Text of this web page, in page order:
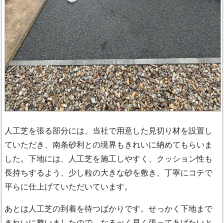
人工芝を張る部分には、当社で用意した見切り材を設置し
ていただき、南条砂利との境界もきれいに納めてもらいま
した。下地には、人工芝を施工しやすく、クッション性も
長持ちするよう、少し粒の大きな砂を敷き、丁寧にコテで
平らに仕上げていただいています。
あとは人工芝の到着を待つばかりです。せっかく下地まで